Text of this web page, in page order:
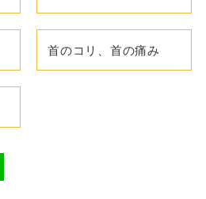
首のコリ、首の痛み